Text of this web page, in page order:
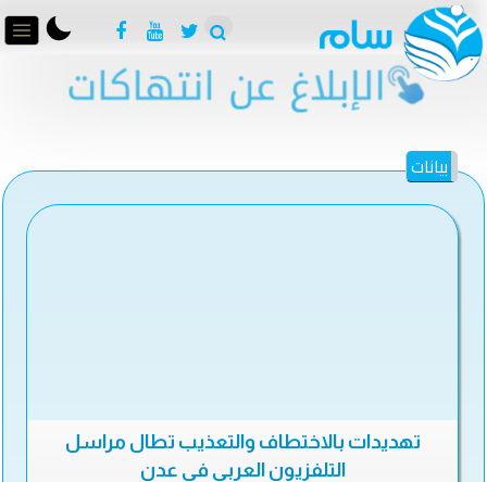
بيانات
تهديدات بالاختطاف والتعذيب تطال مراسل
التلفزيون العربي في عدن